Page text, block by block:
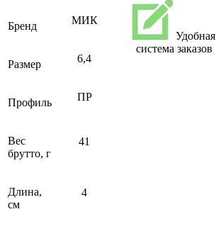
Бренд МИК
Размер 6,4
Профиль ПР
Вес
брутто, г
41
Длина,
см
4
Удобная
система заказов